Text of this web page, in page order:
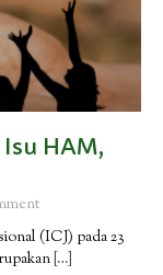
HAM,
(ICJ) pada 23
[…]